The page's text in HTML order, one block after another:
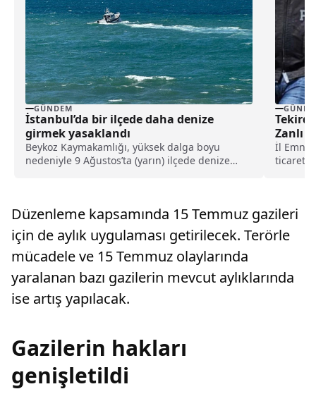
GÜNDEM
İstanbul’da bir ilçede daha denize
girmek yasaklandı
Beykoz Kaymakamlığı, yüksek dalga boyu
nedeniyle 9 Ağustos’ta (yarın) ilçede denize
Zanlı
İl
Düzenleme kapsamında 15 Temmuz gazileri
için de aylık uygulaması getirilecek. Terörle
mücadele ve 15 Temmuz olaylarında
yaralanan bazı gazilerin mevcut aylıklarında
ise artış yapılacak.
Gazilerin hakları
genişletildi